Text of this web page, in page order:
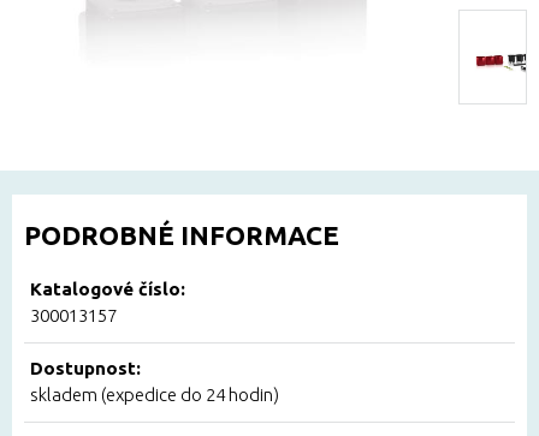
PODROBNÉ INFORMACE
Katalogové číslo:
300013157
Dostupnost:
skladem (expedice do 24 hodin)